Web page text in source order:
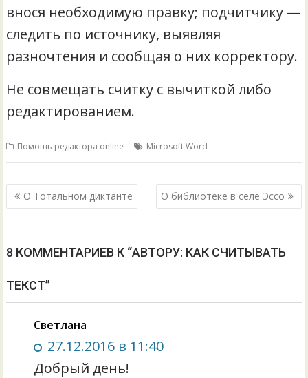
внося необходимую правку; подчитчику —
следить по источнику, выявляя
разночтения и сообщая о них корректору.
Не совмещать считку с вычиткой либо
редактированием.
Помощь редактора online Microsoft Word
Навигация
по
О Тотальном диктанте О библиотеке в селе Эссо
8 КОММЕНТАРИЕВ К “АВТОРУ: КАК СЧИТЫВАТЬ
ТЕКСТ”
Светлана
27.12.2016 в 11:40
Добрый день!